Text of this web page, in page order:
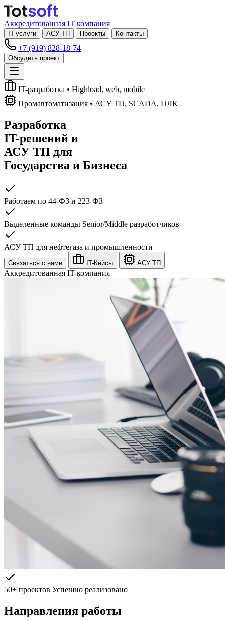
Аккредитованная IT компания
IT-услуги АСУ ТП Проекты Контакты
+7 (919) 828-18-74
Обсудить проект
IT-разработка • Highload, web, mobile
Промавтоматизация • АСУ ТП, SCADA, ПЛК
Разработка
IT-решений и
АСУ ТП для
Государства и Бизнеса
Работаем по 44-ФЗ и 223-ФЗ
Выделенные команды Senior/Middle разработчиков
АСУ ТП для нефтегаза и промышленности
Связаться с нами IT-Кейсы АСУ ТП
Аккредитованная IT-компания
50+ проектов Успешно реализовано
Направления работы